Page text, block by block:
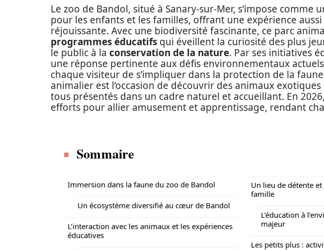
Le zoo de Bandol, situé à Sanary-sur-Mer, s’impose comme
pour les enfants et les familles, offrant une expérience
réjouissante. Avec une biodiversité fascinante, ce parc
programmes éducatifs qui éveillent la curiosité des plus
le public à la conservation de la nature. Par ses initiatives
une réponse pertinente aux défis environnementaux
chaque visiteur de s’impliquer dans la protection de la
animalier est l’occasion de découvrir des animaux exotiques
tous présentés dans un cadre naturel et accueillant. En
efforts pour allier amusement et apprentissage, rendant
Sommaire
Immersion dans la faune du zoo de Bandol
Un écosystème diversifié au cœur de Bandol
L’interaction avec les animaux et les expériences
éducatives
Un lieu de détente
famille
L’éducation à
majeur
Les petits plus :